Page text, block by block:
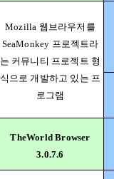
Mozilla 웹브라우저를
SeaMonkey 프로젝트라
는 커뮤니티 프로젝트 형
식으로 개발하고 있는 프
로그램
TheWorld Browser
3.0.7.6